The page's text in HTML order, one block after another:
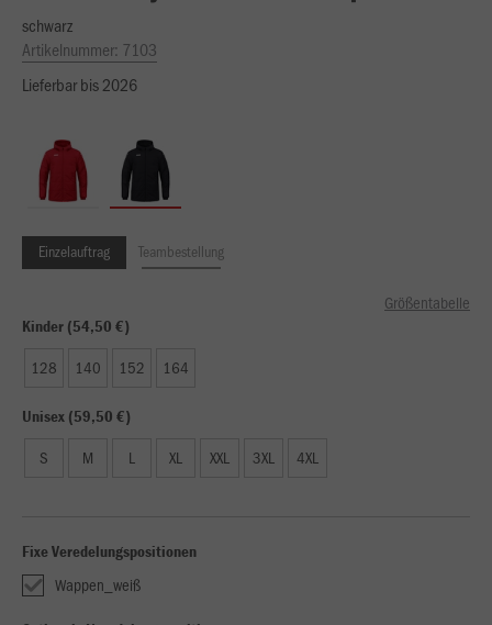
schwarz
Artikelnummer: 7103
Lieferbar bis 2026
Einzelauftrag Teambestellung
Größentabelle
Kinder (54,50 €)
128 140 152 164
Unisex (59,50 €)
S M L XL XXL 3XL 4XL
Fixe Veredelungspositionen
Wappen_weiß